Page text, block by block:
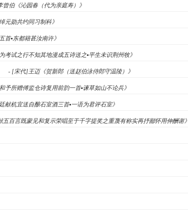
伯《沁园春（代为亲庭寿）》
元勋共约同习制科》
▪东都籍甚汝南许》
考试之行不知其地漫成五诗送之▪平生未识荆州牧》
- [宋代]王迈《贺新郎（送赵伯泳侍郎守温陵）》
予所赠傅监仓诗复用前韵一首▪谏草如山不论兵》
献机宜送自酿石室酒三首▪一语为君评石室》
百言既蒙见和复示荣唱至于千字提奖之重蔑有称实再抒鄙怀用伸酬谢》